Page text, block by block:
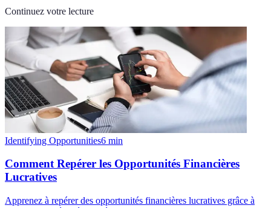
Continuez votre lecture
Identifying Opportunities6 min
Comment Repérer les Opportunités Financières
Lucratives
Apprenez à repérer des opportunités financières lucratives grâce à